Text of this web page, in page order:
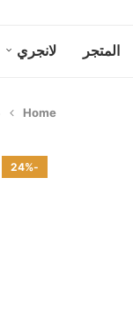
المتجر لانجري
Home
-24%